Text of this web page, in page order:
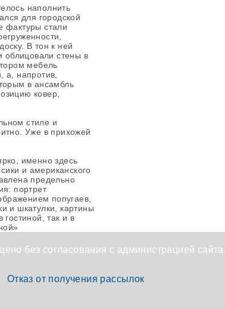
наполнить
для городской
фактуры стали
В тон к ней
стены в
мебель
а, напротив,
в ансамбль
ковер,
стиле и
Уже в прихожей
именно здесь
и американского
предельно
портрет
попугаев,
и шкатулки, картины
так и в
без согласования с администрацией
Отказ от получения рассылок